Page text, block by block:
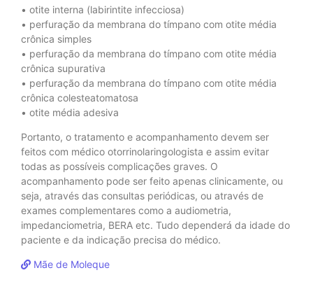
• otite interna (labirintite infecciosa)
• perfuração da membrana do tímpano com otite média
crônica simples
• perfuração da membrana do tímpano com otite média
crônica supurativa
• perfuração da membrana do tímpano com otite média
crônica colesteatomatosa
• otite média adesiva
Portanto, o tratamento e acompanhamento devem ser
feitos com médico otorrinolaringologista e assim evitar
todas as possíveis complicações graves. O
acompanhamento pode ser feito apenas clinicamente, ou
seja, através das consultas periódicas, ou através de
exames complementares como a audiometria,
impedanciometria, BERA etc. Tudo dependerá da idade do
paciente e da indicação precisa do médico.
Mãe de Moleque